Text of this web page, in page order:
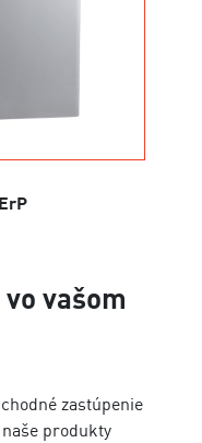
vašom
zastúpenie
produkty